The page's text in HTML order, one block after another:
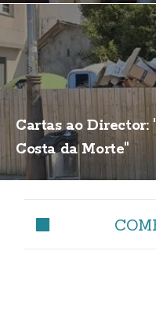
Cartas ao Director:
Costa da Morte"